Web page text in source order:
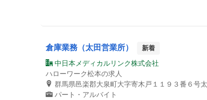
倉庫業務（太田営業所） 新着
中日本メディカルリンク株式会社
ハローワーク松本の求人
群馬県邑楽郡大泉町大字寄木戸１１９３番６号
パート・アルバイト